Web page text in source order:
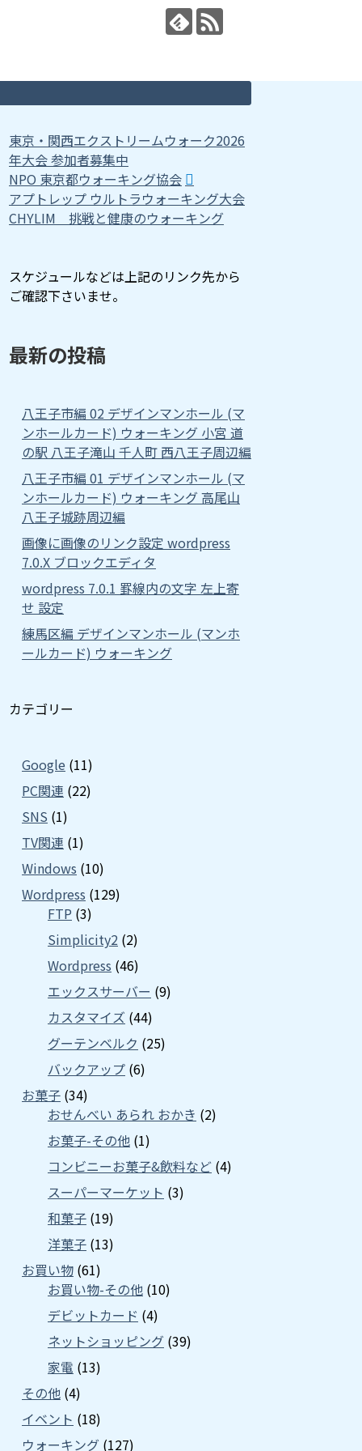
東京・関西エクストリームウォーク2026
年大会 参加者募集中
NPO 東京都ウォーキング協会
アプトレップ ウルトラウォーキング大会
CHYLIM 挑戦と健康のウォーキング
スケジュールなどは上記のリンク先から
ご確認下さいませ。
最新の投稿
八王子市編 02 デザインマンホール (マ
ンホールカード) ウォーキング 小宮 道
の駅 八王子滝山 千人町 西八王子周辺編
八王子市編 01 デザインマンホール (マ
ンホールカード) ウォーキング 高尾山
八王子城跡周辺編
画像に画像のリンク設定 wordpress
7.0.X ブロックエディタ
wordpress 7.0.1 罫線内の文字 左上寄
せ 設定
練馬区編 デザインマンホール (マンホ
ールカード) ウォーキング
カテゴリー
Google (11)
PC関連 (22)
SNS (1)
TV関連 (1)
Windows (10)
Wordpress (129)
FTP (3)
Simplicity2 (2)
Wordpress (46)
エックスサーバー (9)
カスタマイズ (44)
グーテンベルク (25)
バックアップ (6)
お菓子 (34)
おせんべい あられ おかき (2)
お菓子-その他 (1)
コンビニーお菓子&飲料など (4)
スーパーマーケット (3)
和菓子 (19)
洋菓子 (13)
お買い物 (61)
お買い物-その他 (10)
デビットカード (4)
ネットショッピング (39)
家電 (13)
その他 (4)
イベント (18)
ウォーキング (127)